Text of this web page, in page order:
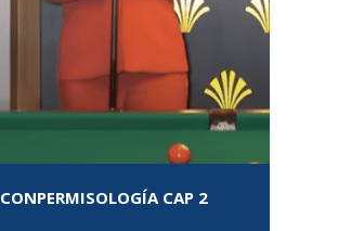
CONPERMISOLOGÍA CAP 2